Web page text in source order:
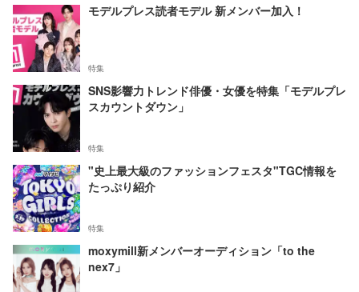
モデルプレス読者モデル 新メンバー加入！
特集
SNS影響力トレンド俳優・女優を特集「モデルプレ
スカウントダウン」
特集
"史上最大級のファッションフェスタ"TGC情報を
たっぷり紹介
特集
moxymill新メンバーオーディション「to the
nex7」